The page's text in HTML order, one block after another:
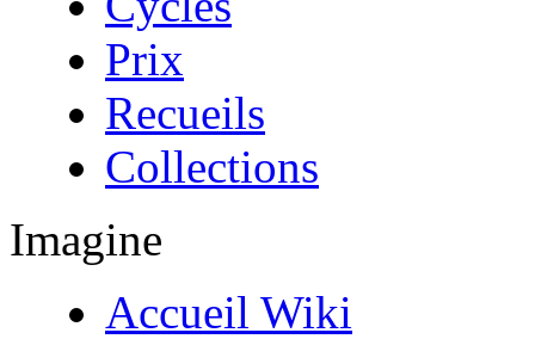
Prix
Recueils
Collections
Imagine
Accueil Wiki